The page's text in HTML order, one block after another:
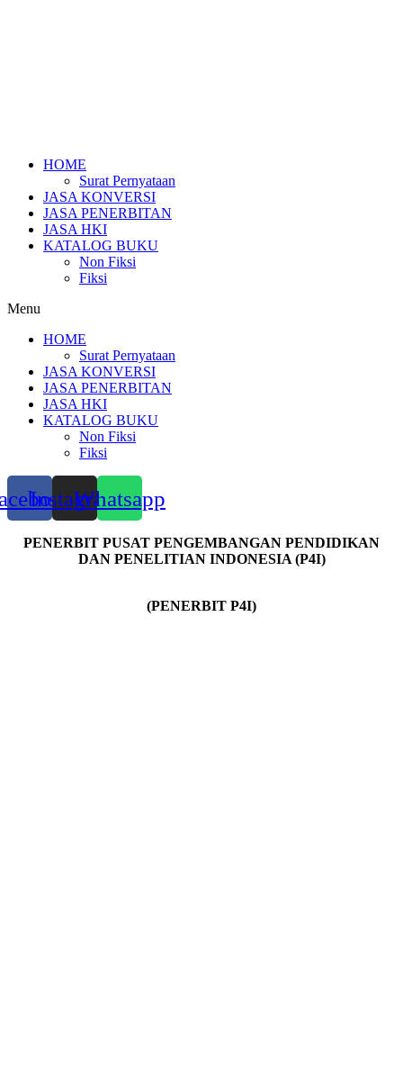
HOME
Surat Pernyataan
JASA KONVERSI
JASA PENERBITAN
JASA HKI
KATALOG BUKU
Non Fiksi
Fiksi
Menu
HOME
Surat Pernyataan
JASA KONVERSI
JASA PENERBITAN
JASA HKI
KATALOG BUKU
Non Fiksi
Fiksi
InstagramWhatsapp
PENERBIT PUSAT PENGEMBANGAN PENDIDIKAN
DAN PENELITIAN INDONESIA (P4I)
(PENERBIT P4I)